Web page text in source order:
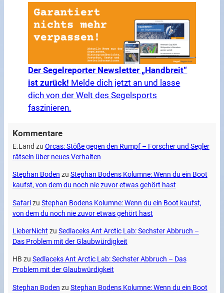
Der Segelreporter Newsletter „Handbreit“
ist zurück! Melde dich jetzt an und lasse
dich von der Welt des Segelsports
faszinieren.
Kommentare
E.Land zu Orcas: Stöße gegen den Rumpf – Forscher und Segler
rätseln über neues Verhalten
Stephan Boden zu Stephan Bodens Kolumne: Wenn du ein Boot
kaufst, von dem du noch nie zuvor etwas gehört hast
Safarizu Stephan Bodens Kolumne: Wenn du ein Boot kaufst,
von dem du noch nie zuvor etwas gehört hast
LieberNicht zu Sedlaceks Ant Arctic Lab: Sechster Abbruch –
Das Problem mit der Glaubwürdigkeit
HB zu Sedlaceks Ant Arctic Lab: Sechster Abbruch – Das
Problem mit der Glaubwürdigkeit
Stephan Boden zu Stephan Bodens Kolumne: Wenn du ein Boot